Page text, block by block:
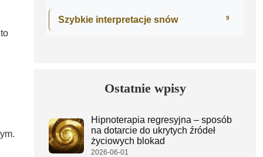
Szybkie interpretacje snów 9
Ostatnie wpisy
Hipnoterapia regresyjna – sposób
na dotarcie do ukrytych źródeł
życiowych blokad
2026-06-01